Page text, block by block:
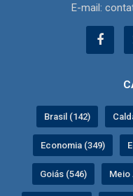
E-mail:
Brasil (142)
Economia (349)
Goiás (546) Meio